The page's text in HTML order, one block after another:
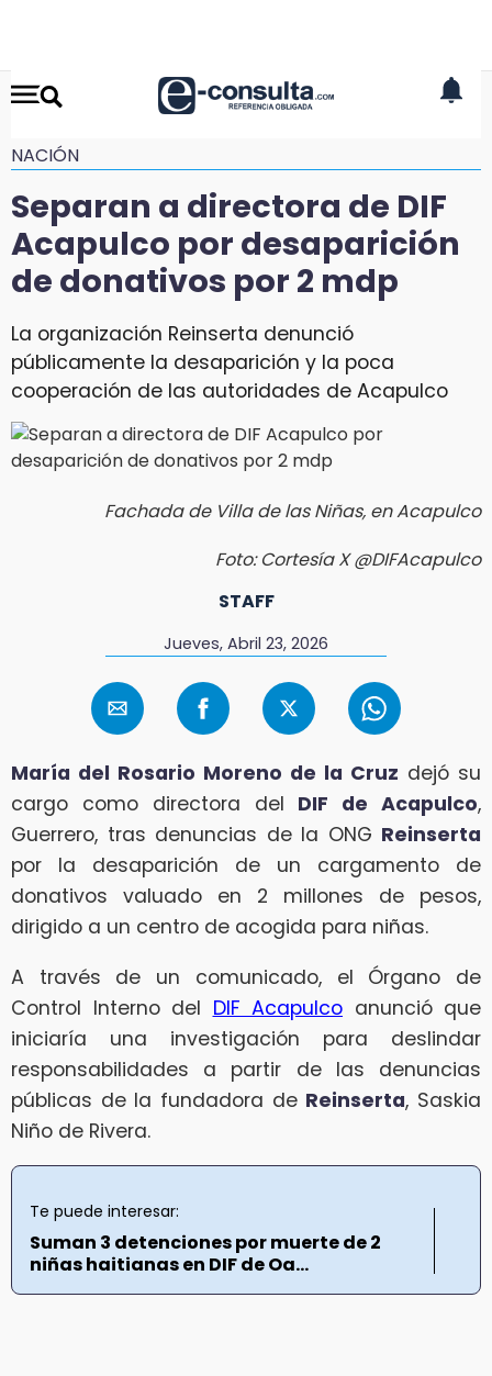
NACIÓN
Separan a directora de DIF
Acapulco por desaparición
de donativos por 2 mdp
La organización Reinserta denunció
públicamente la desaparición y la poca
cooperación de las autoridades de Acapulco
Fachada de Villa de las Niñas, en Acapulco
Foto: Cortesía X @DIFAcapulco
STAFF
Jueves, Abril 23, 2026
María del Rosario Moreno de la Cruz dejó su
cargo como directora del DIF de Acapulco,
Guerrero, tras denuncias de la ONG Reinserta
por la desaparición de un cargamento de
donativos valuado en 2 millones de pesos,
dirigido a un centro de acogida para niñas.
A través de un comunicado, el Órgano de
Control Interno del DIF Acapulco anunció que
iniciaría una investigación para deslindar
responsabilidades a partir de las denuncias
públicas de la fundadora de Reinserta, Saskia
Niño de Rivera.
Te puede interesar:
Suman 3 detenciones por muerte de 2
niñas haitianas en DIF de Oa...